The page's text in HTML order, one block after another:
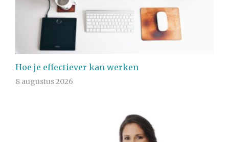
Hoe je effectiever kan werken
8 augustus 2026